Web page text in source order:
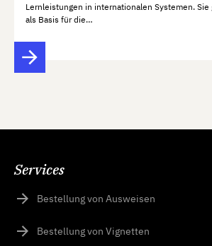
Lernleistungen in internationalen Systemen.
als Basis für die…
Services
Bestellung von Ausweisen
Bestellung von Vignetten